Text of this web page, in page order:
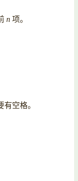
n 项。
空格。